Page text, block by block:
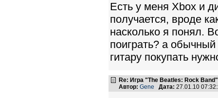
Есть у меня Xbox и
получается, вроде
насколько я понял.
поиграть? а
гитару покупать
Re: Игра "The Beatles: Rock Band"
Автор: Gene Дата: 27.01.10